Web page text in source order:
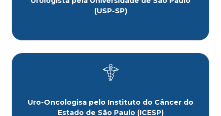
(USP-SP)
Uro-Oncologisa pelo Instituto do Câncer do
Estado de São Paulo (ICESP)